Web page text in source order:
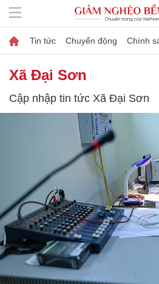
Tin tức Chuyển động Chính
Xã Đại Sơn
Cập nhập tin tức Xã Đại Sơn